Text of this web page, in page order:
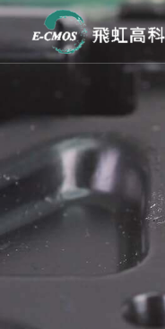
跳
内